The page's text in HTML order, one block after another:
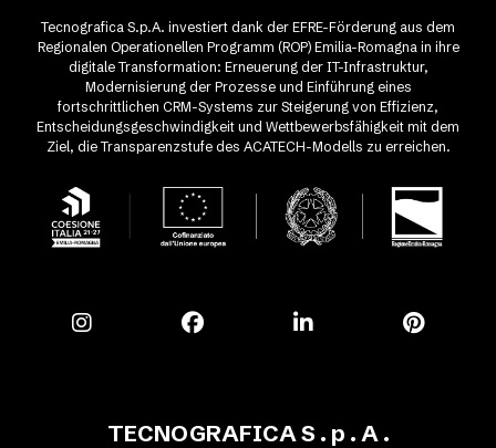
Tecnografica S.p.A. investiert dank der EFRE-Förderung aus dem
Regionalen Operationellen Programm (ROP) Emilia-Romagna in ihre
digitale Transformation: Erneuerung der IT-Infrastruktur,
Modernisierung der Prozesse und Einführung eines
fortschrittlichen CRM-Systems zur Steigerung von Effizienz,
Entscheidungsgeschwindigkeit und Wettbewerbsfähigkeit mit dem
Ziel, die Transparenzstufe des ACATECH-Modells zu erreichen.
TECNOGRAFICA S . p . A .